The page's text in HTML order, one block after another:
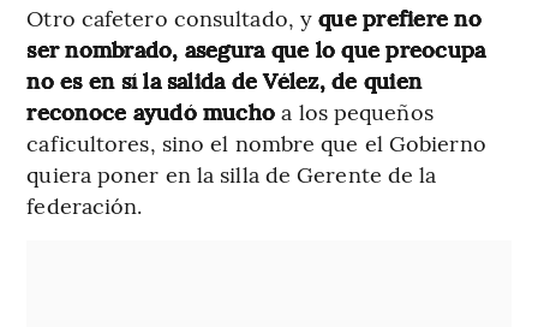
Otro cafetero consultado, yque prefiere no
ser nombrado, asegura que lo que preocupa
no es en sí la salida de Vélez, de quien
reconoce ayudó mucho a los pequeños
caficultores, sino el nombre que el Gobierno
quiera poner en la silla de Gerente de la
federación.